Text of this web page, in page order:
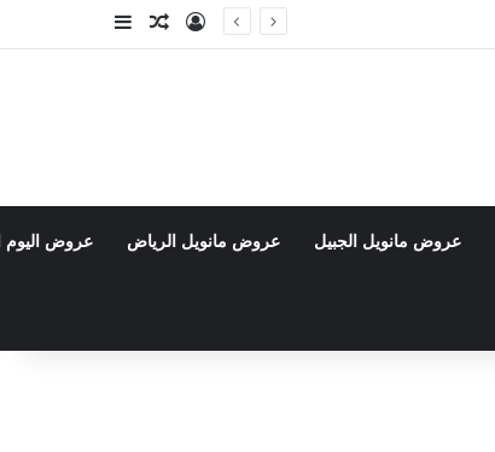
تسجيل الدخول
مقال عشوائي
إضافة عمود
عروض مانويل الجبيل عروض مانويل الرياض عروض اليوم